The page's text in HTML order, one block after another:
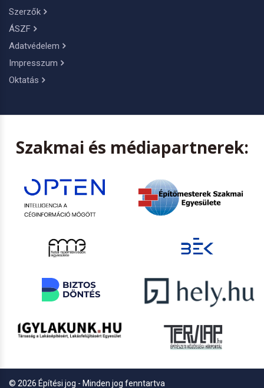
Szerzők
ÁSZF
Adatvédelem
Impresszum
Oktatás
Szakmai és médiapartnerek:
© 2026 Építési jog - Minden jog fenntartva